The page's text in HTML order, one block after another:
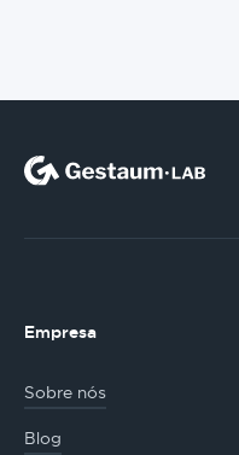
Empresa
Sobre nós
Blog